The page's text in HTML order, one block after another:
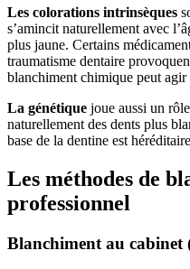
Les colorations intrinsèques
s’amincit naturellement avec
plus jaune. Certains
traumatisme dentaire
blanchiment chimique peut agir
La génétique joue aussi un
naturellement des dents plus
base de la dentine est
Les méthodes de
professionnel
Blanchiment au cabinet